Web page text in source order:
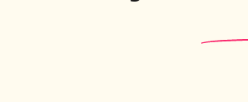
začátečníci